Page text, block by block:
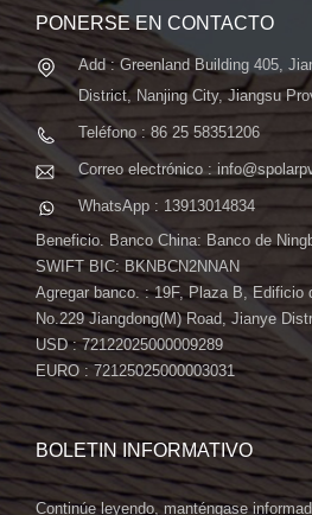
PONERSE EN CONTACTO
Add : Greenland Building 405,
District, Nanjing City, Jiangsu
Teléfono : 86 25 58351206
Correo electrónico :
WhatsApp : 13913014834
Beneficio. Banco China: Banco de
SWIFT BIC: BKNBCN2NNAN
Agregar banco. : 19F, Plaza B, Edificio
No.229 Jiangdong(M) Road, Jianye
USD : 72122025000009289
EURO : 72125025000003031
BOLETIN INFORMATIVO
Continúe leyendo, manténgase